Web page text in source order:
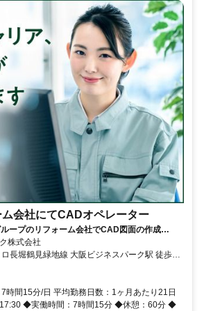
会社にてCADオペレーター
ープのリフォーム会社でCAD図面の作成
株式会社
長堀鶴見緑地線 大阪ビジネスパーク駅 徒歩3
時間15分/日 平均勤務日数：1ヶ月あたり21日
◆実働時間：7時間15分 ◆休憩：60分 ◆